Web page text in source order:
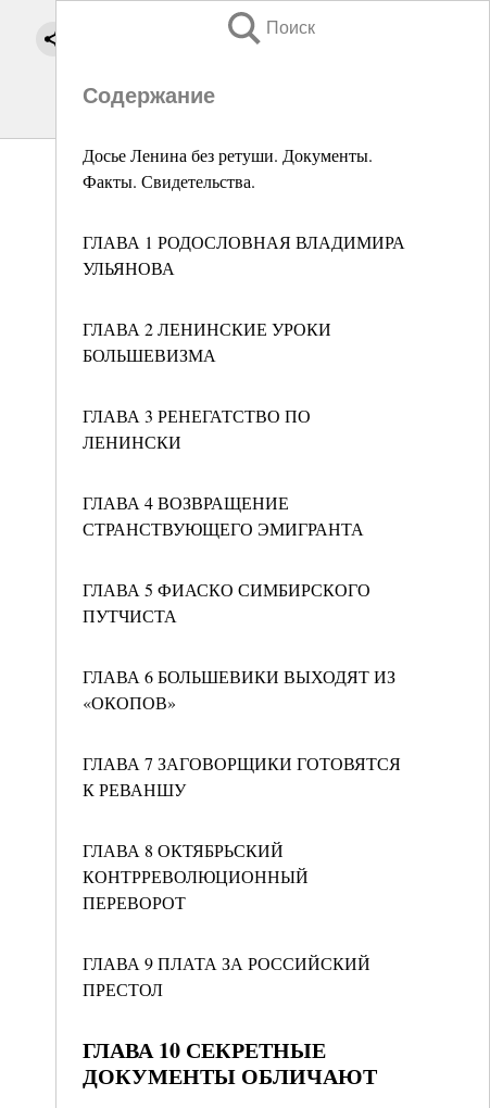
Поиск
Содержание
Досье Ленина без ретуши. Документы.
Факты. Свидетельства.
ГЛАВА 1 РОДОСЛОВНАЯ ВЛАДИМИРА
УЛЬЯНОВА
ГЛАВА 2 ЛЕНИНСКИЕ УРОКИ
БОЛЬШЕВИЗМА
ГЛАВА 3 РЕНЕГАТСТВО ПО
ЛЕНИНСКИ
ГЛАВА 4 ВОЗВРАЩЕНИЕ
СТРАНСТВУЮЩЕГО ЭМИГРАНТА
ГЛАВА 5 ФИАСКО СИМБИРСКОГО
ПУТЧИСТА
ГЛАВА 6 БОЛЬШЕВИКИ ВЫХОДЯТ ИЗ
«ОКОПОВ»
ГЛАВА 7 ЗАГОВОРЩИКИ ГОТОВЯТСЯ
К РЕВАНШУ
ГЛАВА 8 ОКТЯБРЬСКИЙ
КОНТРРЕВОЛЮЦИОННЫЙ
ПЕРЕВОРОТ
ГЛАВА 9 ПЛАТА ЗА РОССИЙСКИЙ
ПРЕСТОЛ
ГЛАВА 10 СЕКРЕТНЫЕ
ДОКУМЕНТЫ ОБЛИЧАЮТ